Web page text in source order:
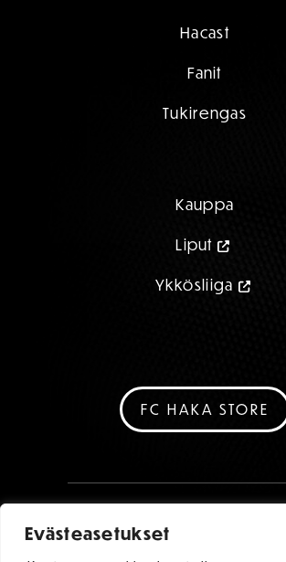
Evästeasetukset
Hacast
Fanit
Tukirengas
Kauppa
Liput
Ykkösliiga
FC HAKA STORE